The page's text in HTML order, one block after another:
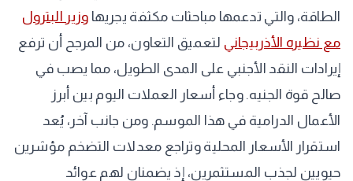
الطاقة، والتي تدعمها مباحثات مكثفة يجريها وزير البترول
مع نظيره الأذربيجاني لتعميق التعاون، من المرجح أن ترفع
إيرادات النقد الأجنبي على المدى الطويل، مما يصب في
صالح قوة الجنيه. وجاء أسعار العملات اليوم بين أبرز
الأعمال الدرامية في هذا الموسم. ومن جانب آخر، يُعد
استقرار الأسعار المحلية وتراجع معدلات التضخم مؤشرين
حيويين لجذب المستثمرين، إذ يضمنان لهم عوائد